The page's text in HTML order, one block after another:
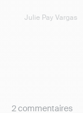
Julie Pay Vargas
2 commentaires